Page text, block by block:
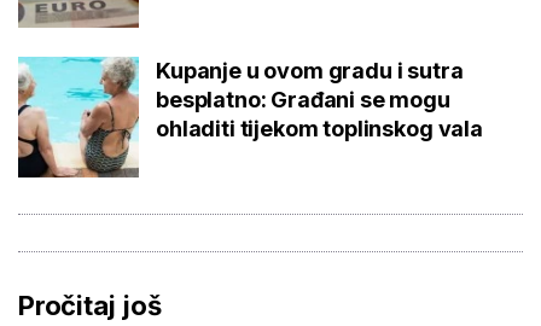
Kupanje u ovom gradu i sutra
besplatno: Građani se mogu
ohladiti tijekom toplinskog vala
Pročitaj još